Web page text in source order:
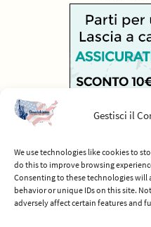
Gestisci il
We use technologies like cookies to
do this to improve browsing
Consenting to these technologies will
behavior or unique IDs on this site.
adversely affect certain features and